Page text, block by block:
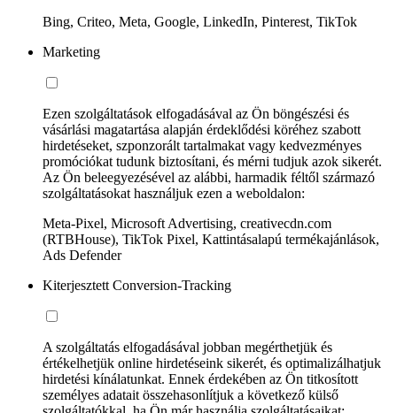
Bing, Criteo, Meta, Google, LinkedIn, Pinterest, TikTok
Marketing
Ezen szolgáltatások elfogadásával az Ön böngészési és
vásárlási magatartása alapján érdeklődési köréhez szabott
hirdetéseket, szponzorált tartalmakat vagy kedvezményes
promóciókat tudunk biztosítani, és mérni tudjuk azok sikerét.
Az Ön beleegyezésével az alábbi, harmadik féltől származó
szolgáltatásokat használjuk ezen a weboldalon:
Meta-Pixel, Microsoft Advertising, creativecdn.com
(RTBHouse), TikTok Pixel, Kattintásalapú termékajánlások,
Ads Defender
Kiterjesztett Conversion-Tracking
A szolgáltatás elfogadásával jobban megérthetjük és
értékelhetjük online hirdetéseink sikerét, és optimalizálhatjuk
hirdetési kínálatunkat. Ennek érdekében az Ön titkosított
személyes adatait összehasonlítjuk a következő külső